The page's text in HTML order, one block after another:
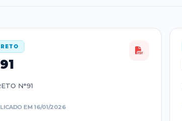
91
N°91
EM16/01/2026